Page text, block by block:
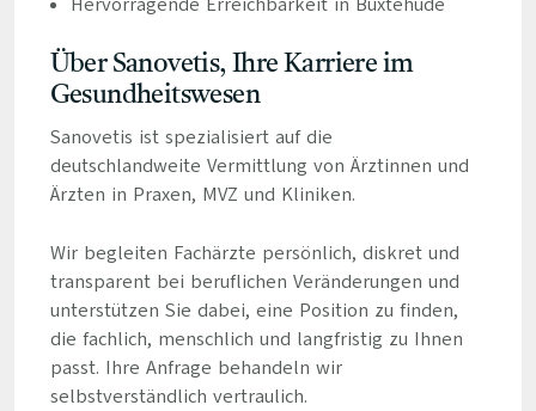
Über Sanovetis, Ihre Karriere im
Gesundheitswesen
Sanovetis ist spezialisiert auf die
deutschlandweite Vermittlung von Ärztinnen und
Ärzten in Praxen, MVZ und Kliniken.
Wir begleiten Fachärzte persönlich, diskret und
transparent bei beruflichen Veränderungen und
unterstützen Sie dabei, eine Position zu finden,
die fachlich, menschlich und langfristig zu Ihnen
passt. Ihre Anfrage behandeln wir
selbstverständlich vertraulich.